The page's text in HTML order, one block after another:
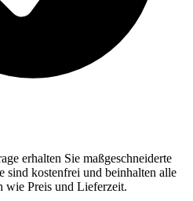
erhalten Sie maßgeschneiderte
sind kostenfrei und beinhalten alle
wie Preis und Lieferzeit.